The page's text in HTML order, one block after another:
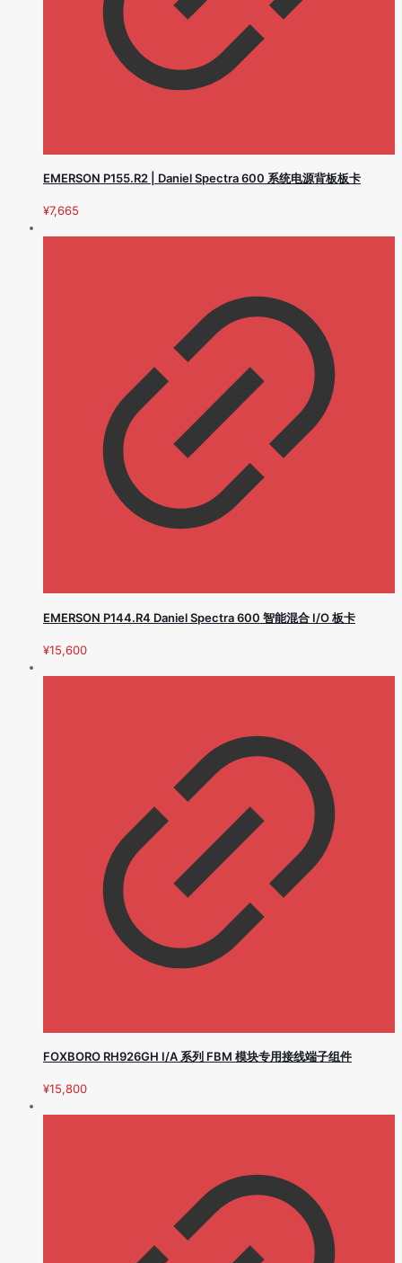
EMERSON P155.R2 | Daniel Spectra 600 系统电源背板板卡
¥7,665
EMERSON P144.R4 Daniel Spectra 600 智能混合 I/O 板卡
¥15,600
FOXBORO RH926GH I/A 系列 FBM 模块专用接线端子组件
¥15,800